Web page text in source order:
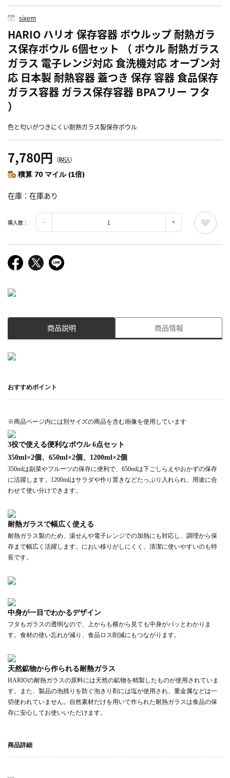
sixem
HARIO ハリオ 保存容器 ボウルップ 耐熱ガラ
ス保存ボウル 6個セット （ ボウル 耐熱ガラス
ガラス 電子レンジ対応 食洗機対応 オーブン対
応 日本製 耐熱容器 蓋つき 保存 容器 食品保存
ガラス容器 ガラス保存容器 BPAフリー フタ
）
色と匂いがつきにくい耐熱ガラス製保存ボウル
7,780円 （税込）
積算 70 マイル (1倍)
在庫 在庫あり
購入数：
商品説明 商品情報
おすすめポイント
※商品ページ内には別サイズの商品を含む画像を使用しています
3役で使える便利なボウル 6点セット
350ml×2個、650ml×2個、1200ml×2個
350mlは副菜やフルーツの保存に便利で、650mlは下ごしらえやおかずの保存
に活躍します。1200mlはサラダや作り置きなどたっぷり入れられ、用途に合
わせて使い分けできます。
耐熱ガラスで幅広く使える
耐熱ガラス製のため、湯せんや電子レンジでの加熱にも対応し、調理から保
存まで幅広く活躍します。におい移りがしにくく、清潔に使いやすいのも特
長です。
中身が一目でわかるデザイン
フタもガラスの透明なので、上からも横から見ても中身がパッとわかりま
す。食材の使い忘れが減り、食品ロス削減にもつながります。
天然鉱物から作られる耐熱ガラス
HARIOの耐熱ガラスの原料には天然の鉱物を精製したものが使用されていま
す。また、製品の泡残りを防ぐ泡きり剤には塩が使用され、重金属などは一
切使われていません。自然素材だけを用いて作られた耐熱ガラスは食品の保
存に安心してお使いいただけます。
商品詳細